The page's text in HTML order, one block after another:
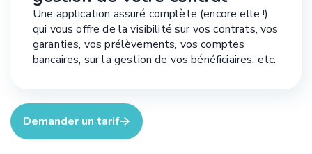
Une application assuré complète (encore elle !)
qui vous offre de la visibilité sur vos contrats, vos
garanties, vos prélèvements, vos comptes
bancaires, sur la gestion de vos bénéficiaires, etc.
Demander un tarif